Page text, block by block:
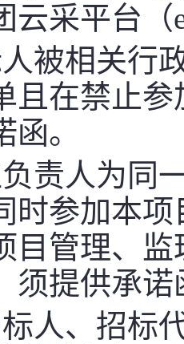
云采平台（
被相关行
且在禁止
。
责人为同
时参加本
目管理、
须提供承诺
人、招标